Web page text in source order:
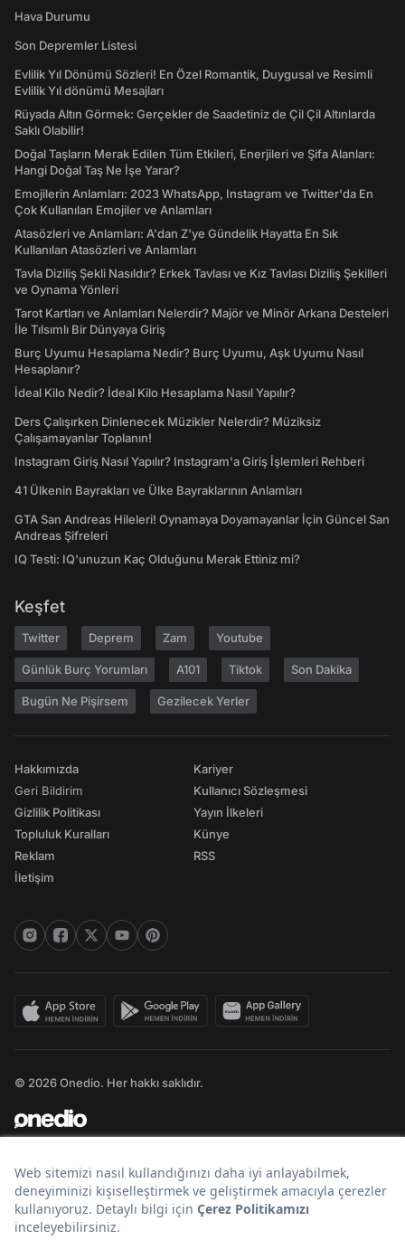
Hava Durumu
Son Depremler Listesi
Evlilik Yıl Dönümü Sözleri! En Özel Romantik, Duygusal ve Resimli
Evlilik Yıl dönümü Mesajları
Rüyada Altın Görmek: Gerçekler de Saadetiniz de Çil Çil Altınlarda
Saklı Olabilir!
Doğal Taşların Merak Edilen Tüm Etkileri, Enerjileri ve Şifa Alanları:
Hangi Doğal Taş Ne İşe Yarar?
Emojilerin Anlamları: 2023 WhatsApp, Instagram ve Twitter'da En
Çok Kullanılan Emojiler ve Anlamları
Atasözleri ve Anlamları: A'dan Z'ye Gündelik Hayatta En Sık
Kullanılan Atasözleri ve Anlamları
Tavla Diziliş Şekli Nasıldır? Erkek Tavlası ve Kız Tavlası Diziliş Şekilleri
ve Oynama Yönleri
Tarot Kartları ve Anlamları Nelerdir? Majör ve Minör Arkana Desteleri
İle Tılsımlı Bir Dünyaya Giriş
Burç Uyumu Hesaplama Nedir? Burç Uyumu, Aşk Uyumu Nasıl
Hesaplanır?
İdeal Kilo Nedir? İdeal Kilo Hesaplama Nasıl Yapılır?
Ders Çalışırken Dinlenecek Müzikler Nelerdir? Müziksiz
Çalışamayanlar Toplanın!
Instagram Giriş Nasıl Yapılır? Instagram'a Giriş İşlemleri Rehberi
41 Ülkenin Bayrakları ve Ülke Bayraklarının Anlamları
GTA San Andreas Hileleri! Oynamaya Doyamayanlar İçin Güncel San
Andreas Şifreleri
IQ Testi: IQ'unuzun Kaç Olduğunu Merak Ettiniz mi?
Keşfet
Twitter Deprem Zam Youtube
Günlük Burç Yorumları A101 Tiktok Son Dakika
Bugün Ne Pişirsem Gezilecek Yerler
Hakkımızda
Geri Bildirim
Gizlilik Politikası
Topluluk Kuralları
Reklam
İletişim
Kariyer
Kullanıcı Sözleşmesi
Yayın İlkeleri
Künye
RSS
© 2026 Onedio. Her hakkı saklıdır.
Bir markasıdır.